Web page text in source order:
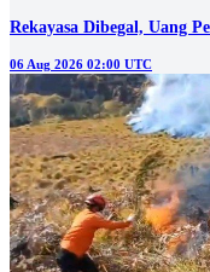
Rekayasa Dibegal, Uang
06 Aug 2026 02:00 UTC